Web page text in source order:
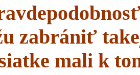
zabrániť
mali k